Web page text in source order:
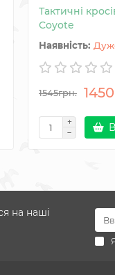
Тактичні
Coyote
1545грн.
на наші